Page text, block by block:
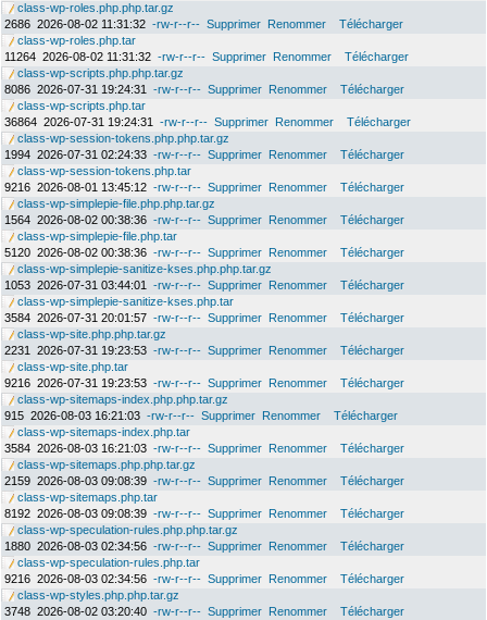
class-wp-roles.php.php.tar.gz
2686 2026-08-02 11:31:32 -rw-r--r-- Supprimer Renommer
Télécharger
class-wp-roles.php.tar
11264 2026-08-02 11:31:32 -rw-r--r-- Supprimer Renommer
Télécharger
class-wp-scripts.php.php.tar.gz
8086 2026-07-31 19:24:31 -rw-r--r-- Supprimer Renommer
Télécharger
class-wp-scripts.php.tar
36864 2026-07-31 19:24:31 -rw-r--r-- Supprimer Renommer
Télécharger
class-wp-session-tokens.php.php.tar.gz
1994 2026-07-31 02:24:33 -rw-r--r-- Supprimer Renommer
Télécharger
class-wp-session-tokens.php.tar
9216 2026-08-01 13:45:12 -rw-r--r-- Supprimer Renommer
Télécharger
class-wp-simplepie-file.php.php.tar.gz
1564 2026-08-02 00:38:36 -rw-r--r-- Supprimer Renommer
Télécharger
class-wp-simplepie-file.php.tar
5120 2026-08-02 00:38:36 -rw-r--r-- Supprimer Renommer
Télécharger
class-wp-simplepie-sanitize-kses.php.php.tar.gz
1053 2026-07-31 03:44:01 -rw-r--r-- Supprimer Renommer
Télécharger
class-wp-simplepie-sanitize-kses.php.tar
3584 2026-07-31 20:01:57 -rw-r--r-- Supprimer Renommer
Télécharger
class-wp-site.php.php.tar.gz
2231
2026-07-31 19:23:53 -rw-r--r-- Supprimer Renommer
Télécharger
class-wp-site.php.tar
9216 2026-07-31 19:23:53 -rw-r--r-- Supprimer Renommer
Télécharger
class-wp-sitemaps-index.php.php.tar.gz
915 2026-08-03 16:21:03 -rw-r--r-- Supprimer Renommer
Télécharger
class-wp-sitemaps-index.php.tar
3584 2026-08-03 16:21:03 -rw-r--r-- Supprimer Renommer
Télécharger
class-wp-sitemaps.php.php.tar.gz
2159 2026-08-03 09:08:39 -rw-r--r-- Supprimer Renommer
Télécharger
class-wp-sitemaps.php.tar
8192 2026-08-03 09:08:39 -rw-r--r-- Supprimer Renommer
Télécharger
class-wp-speculation-rules.php.php.tar.gz
1880 2026-08-03 02:34:56 -rw-r--r-- Supprimer Renommer
Télécharger
class-wp-speculation-rules.php.tar
9216 2026-08-03 02:34:56 -rw-r--r-- Supprimer Renommer
Télécharger
class-wp-styles.php.php.tar.gz
3748 2026-08-02 03:20:40 -rw-r--r-- Supprimer Renommer
Télécharger